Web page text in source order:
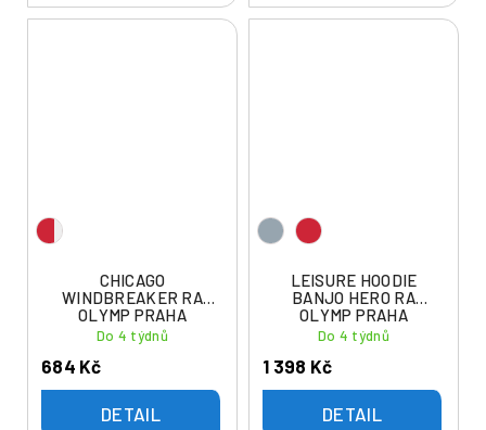
CHICAGO
WINDBREAKER RA
OLYMP PRAHA
Do 4 týdnů
684 Kč
DETAIL
LEISURE HOODIE
BANJO HERO RA
OLYMP PRAHA
Do 4 týdnů
1 398 Kč
DETAIL